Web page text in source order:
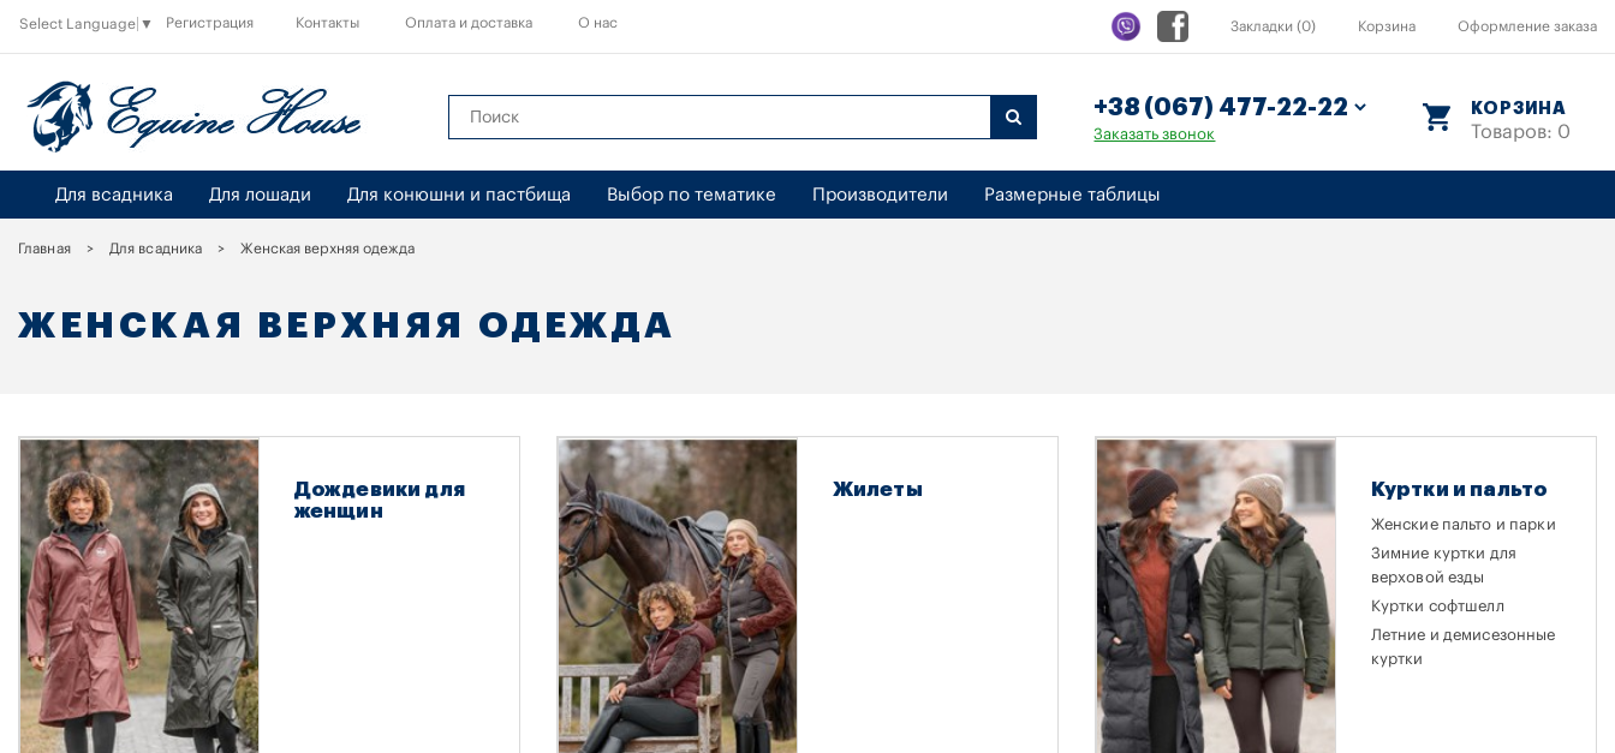
Select Language ▼ Регистрация Контакты Оплата и доставка О нас Закладки (0) Корзина Оформление заказа
Заказать звонок
КОРЗИНА
Товаров: 0
Для всадника Для лошади Для конюшни и пастбища Выбор по тематике Производители Размерные таблицы
Главная Для всадника Женская верхняя одежда
ЖЕНСКАЯ ВЕРХНЯЯ ОДЕЖДА
Дождевики для
женщин
Жилеты Куртки и пальто
Женские пальто и парки
Зимние куртки для
верховой езды
Куртки софтшелл
Летние и демисезонные
куртки